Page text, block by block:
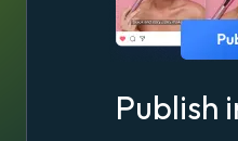
Publish